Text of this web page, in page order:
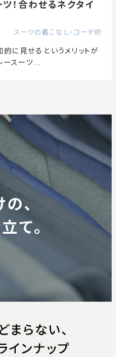
！合わせるネクタイ
スーツの着こなし・コーデ術
に見せるというメリットが
ースーツ...